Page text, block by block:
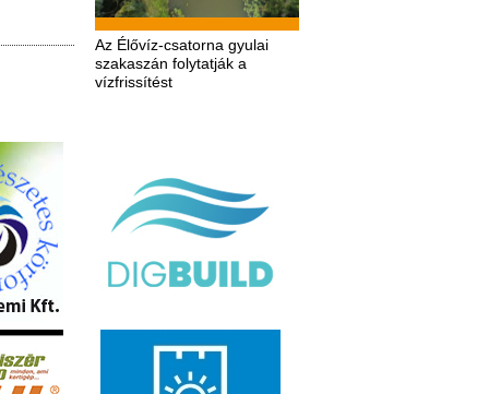
Az Élővíz-csatorna gyulai
szakaszán folytatják a
vízfrissítést